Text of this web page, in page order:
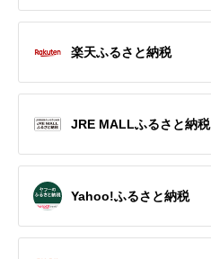
楽天ふるさと納税
JRE MALLふるさと納税
Yahoo!ふるさと納税